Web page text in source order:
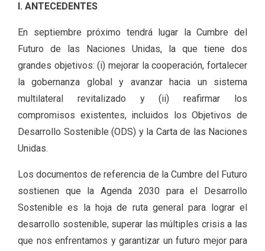
I. ANTECEDENTES
En septiembre próximo tendrá lugar la Cumbre del
Futuro de las Naciones Unidas, la que tiene dos
grandes objetivos: (i) mejorar la cooperación, fortalecer
la gobernanza global y avanzar hacia un sistema
multilateral revitalizado y (ii) reafirmar los
compromisos existentes, incluidos los Objetivos de
Desarrollo Sostenible (ODS) y la Carta de las Naciones
Unidas.
Los documentos de referencia de la Cumbre del Futuro
sostienen que la Agenda 2030 para el Desarrollo
Sostenible es la hoja de ruta general para lograr el
desarrollo sostenible, superar las múltiples crisis a las
que nos enfrentamos y garantizar un futuro mejor para